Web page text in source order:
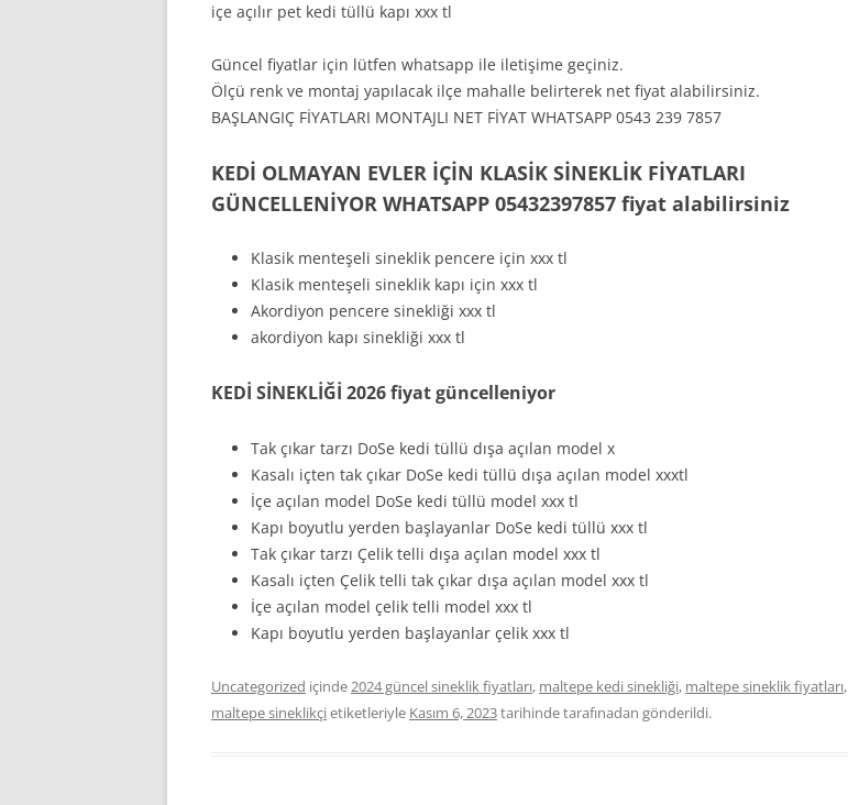
içe açılır pet kedi tüllü kapı xxx tl
Güncel fiyatlar için lütfen whatsapp ile iletişime geçiniz.
Ölçü renk ve montaj yapılacak ilçe mahalle belirterek net fiyat alabilirsiniz.
BAŞLANGIÇ FİYATLARI MONTAJLI NET FİYAT WHATSAPP 0543 239 7857
KEDİ OLMAYAN EVLER İÇİN KLASİK SİNEKLİK FİYATLARI
GÜNCELLENİYOR WHATSAPP 05432397857 fiyat alabilirsiniz
Klasik menteşeli sineklik pencere için xxx tl
Klasik menteşeli sineklik kapı için xxx tl
Akordiyon pencere sinekliği xxx tl
akordiyon kapı sinekliği xxx tl
KEDİ SİNEKLİĞİ 2026 fiyat güncelleniyor
Tak çıkar tarzı DoSe kedi tüllü dışa açılan model x
Kasalı içten tak çıkar DoSe kedi tüllü dışa açılan model xxxtl
İçe açılan model DoSe kedi tüllü model xxx tl
Kapı boyutlu yerden başlayanlar DoSe kedi tüllü xxx tl
Tak çıkar tarzı Çelik telli dışa açılan model xxx tl
Kasalı içten Çelik telli tak çıkar dışa açılan model xxx tl
İçe açılan model çelik telli model xxx tl
Kapı boyutlu yerden başlayanlar çelik xxx tl
Uncategorized içinde2024 güncel sineklik fiyatları, maltepe kedi sinekliği, maltepe sineklik fiyatları,
maltepe sineklikçietiketleriyle Kasım 6, 2023tarihindetarafınadan gönderildi.